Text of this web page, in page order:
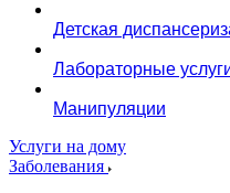
Детская
Лабораторные
Манипуляции
Услуги на дому
Заболевания